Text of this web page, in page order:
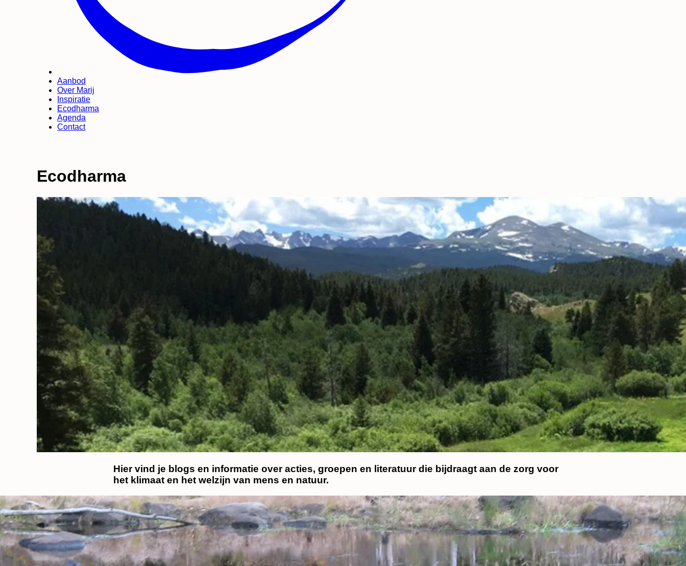
Aanbod
Over Marij
Inspiratie
Ecodharma
Agenda
Contact
Ecodharma
Hier vind je blogs en informatie over acties, groepen en literatuur die bijdraagt aan de zorg voor
het klimaat en het welzijn van mens en natuur.